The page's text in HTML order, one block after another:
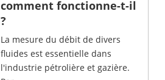
comment fonctionne-t-il
?
La mesure du débit de divers
fluides est essentielle dans
l'industrie pétrolière et gazière.